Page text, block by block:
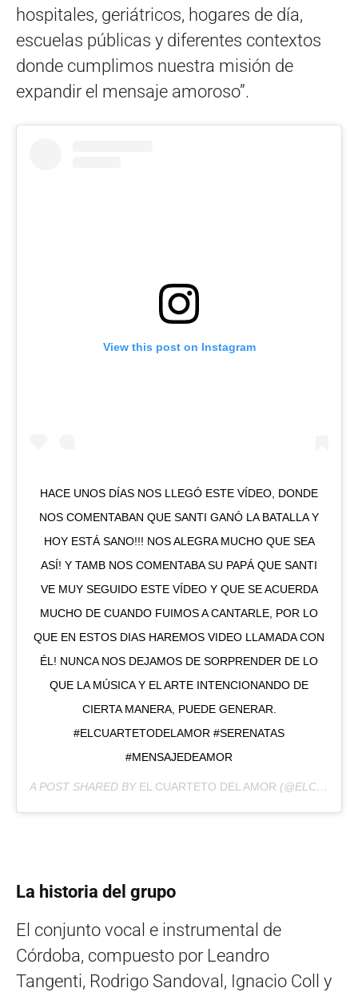
hospitales, geriátricos, hogares de día,
escuelas públicas y diferentes contextos
donde cumplimos nuestra misión de
expandir el mensaje amoroso”.
View this post on Instagram
HACE UNOS DÍAS NOS LLEGÓ ESTE VÍDEO, DONDE
NOS COMENTABAN QUE SANTI GANÓ LA BATALLA Y
HOY ESTÁ SANO!!! NOS ALEGRA MUCHO QUE SEA
ASÍ! Y TAMB NOS COMENTABA SU PAPÁ QUE SANTI
VE MUY SEGUIDO ESTE VÍDEO Y QUE SE ACUERDA
MUCHO DE CUANDO FUIMOS A CANTARLE, POR LO
QUE EN ESTOS DIAS HAREMOS VIDEO LLAMADA CON
ÉL! NUNCA NOS DEJAMOS DE SORPRENDER DE LO
QUE LA MÚSICA Y EL ARTE INTENCIONANDO DE
CIERTA MANERA, PUEDE GENERAR.
#ELCUARTETODELAMOR #SERENATAS
#MENSAJEDEAMOR
A POST SHARED BY EL CUARTETO DEL AMOR (@ELCUARTETODELAMOR) ON
La historia del grupo
El conjunto vocal e instrumental de
Córdoba, compuesto por Leandro
Tangenti, Rodrigo Sandoval, Ignacio Coll y